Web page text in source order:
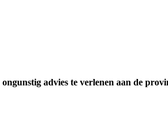
ongunstig advies te verlenen aan de